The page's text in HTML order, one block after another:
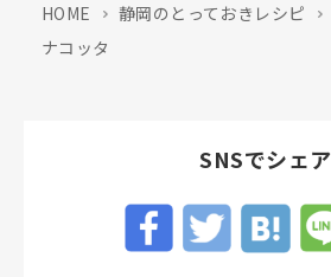
HOME 静岡のとっておきレシピ
ナコッタ
SNSでシェア